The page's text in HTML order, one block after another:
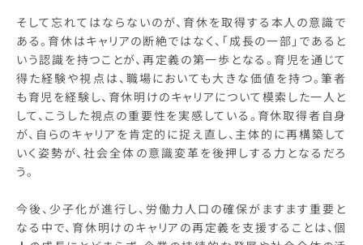
そして忘れてはならないのが、育休を取得する本人の意識で
ある。育休はキャリアの断絶ではなく、「成長の一部」であると
いう認識を持つことが、再定義の第一歩となる。育児を通じて
得た経験や視点は、職場においても大きな価値を持つ。筆者
も育児を経験し、育休明けのキャリアについて模索した一人と
して、こうした視点の重要性を実感している。育休取得者自身
が、自らのキャリアを肯定的に捉え直し、主体的に再構築して
いく姿勢が、社会全体の意識変革を後押しする力となるだろ
う。
今後、少子化が進行し、労働力人口の確保がますます重要と
なる中で、育休明けのキャリアの再定義を支援することは、個